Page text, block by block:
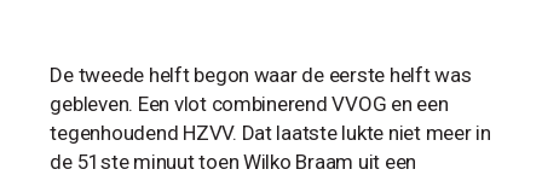
De tweede helft begon waar de eerste helft was
gebleven. Een vlot combinerend VVOG en een
tegenhoudend HZVV. Dat laatste lukte niet meer in
de 51ste minuut toen Wilko Braam uit een